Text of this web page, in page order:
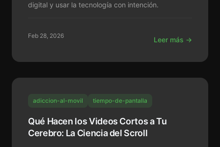
digital y usar la tecnología con intención.
Feb 28, 2026 Leer más →
adiccion-al-movil tiempo-de-pantalla
Qué Hacen los Videos Cortos a Tu
Cerebro: La Ciencia del Scroll